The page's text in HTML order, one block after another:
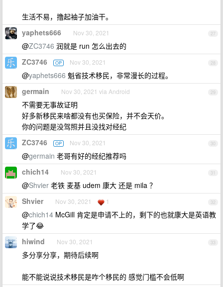
生活不易，撸起袖子加油干。
27
yaphets666 Nov 30, 2021
@ZC3746 润就是 run 怎么出去的
28
ZC3746 OP Nov 30, 2021
@yaphets666 魁省技术移民，非常漫长的过程。
29
germain Nov 30, 2021 via Android
不需要无事故证明
好多新移民来啥都没有也买保险，并不会天价。
你的问题是没驾照并且没找对经纪
30
ZC3746 OP Nov 30, 2021
@germain 老哥有好的经纪推荐吗
31
chich14 Nov 30, 2021
@Shvier 老铁 麦基 udem 康大 还是 mila ？
32
Shvier Nov 30, 2021 1
@chich14 McGill 肯定是申请不上的，剩下的也就康大是英语教
学了😂
33
hiwind Nov 30, 2021
多分享分享，期待后续啊
能不能说说技术移民是咋个移民的 感觉门槛不会低啊